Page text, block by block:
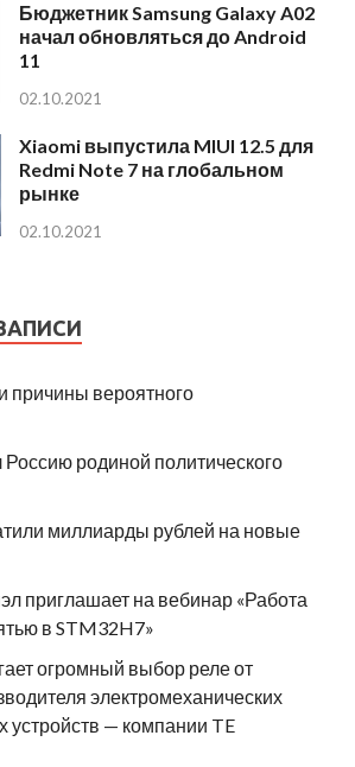
Бюджетник Samsung Galaxy A02
начал обновляться до Android
11
02.10.2021
Xiaomi выпустила MIUI 12.5 для
Redmi Note 7 на глобальном
рынке
02.10.2021
причины вероятного
Россию родиной политического
миллиарды рублей на новые
приглашает на вебинар «Работа
в STM32H7»
огромный выбор реле от
электромеханических
устройств — компании TE